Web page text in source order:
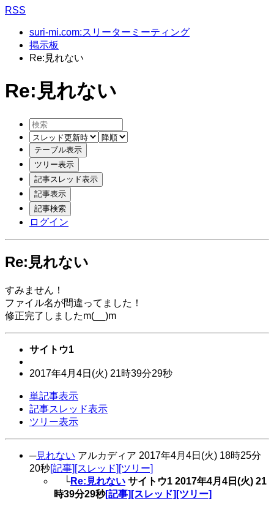
RSS
suri-mi.com:スリーターミーティング
掲示板
Re:見れない
Re:見れない
ログイン
Re:見れない
すみません！
ファイル名が間違ってました！
修正完了しましたm(__)m
サイトウ1
2017年4月 4日 (火) 21時39分29秒
単記事表示
記事スレッド表示
ツリー表示
─見れない アルカディア 2017年4月 4日 (火) 18時25分
20秒[記事] [スレッド] [ツリー]
└Re:見れない サイトウ1 2017年4月 4日 (火) 21
時39分29秒[記事] [スレッド] [ツリー]